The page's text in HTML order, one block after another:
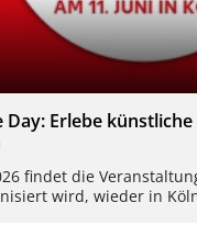
Day: Erlebe
findet die
wird, wieder in